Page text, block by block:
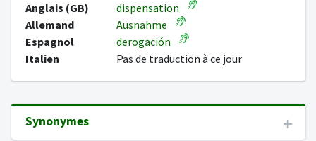
Anglais (GB)
dispensation
Allemand
Ausnahme
Espagnol
derogación
Italien
Pas de traduction à ce jour
Synonymes